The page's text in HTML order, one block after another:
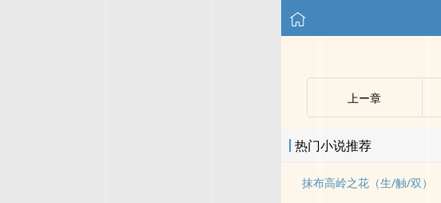
上ー章
热门小说推荐
抹布高岭之花（生/触/双）